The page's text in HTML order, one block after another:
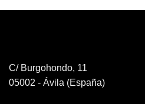
C/ Burgohondo, 11
05002 - Ávila (España)